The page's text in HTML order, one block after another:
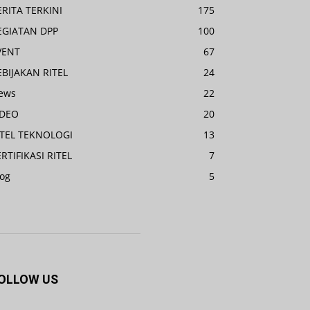
TERKINI
175
DPP
100
67
RITEL
24
22
20
TEKNOLOGI
13
RITEL
7
5
US